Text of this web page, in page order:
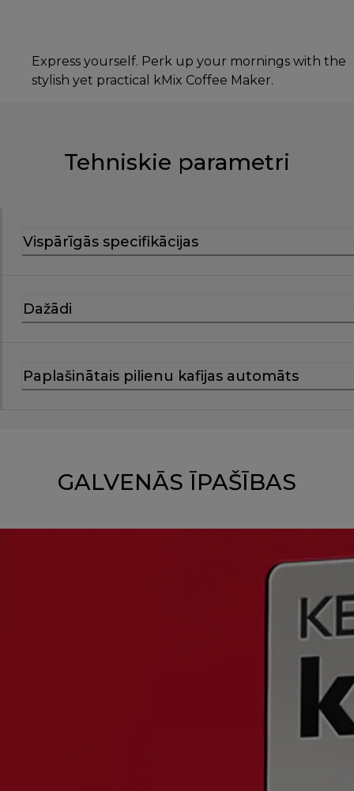
Express yourself. Perk up your mornings with the
stylish yet practical kMix Coffee Maker.
Tehniskie parametri
Vispārīgās specifikācijas
Dažādi
Paplašinātais pilienu kafijas automāts
GALVENĀS ĪPAŠĪBAS